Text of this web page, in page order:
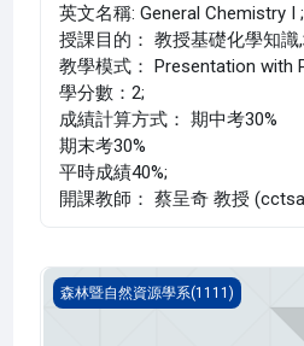
英文名稱: General Chemistry I ;
授課目的： 教授基礎化學知識
教學模式： Presentation with
學分數：2;
成績計算方式： 期中考30%
期末考30%
平時成績40%;
開課教師： 蔡呈奇 教授
野生動物經營管理
森林暨自然資源學系(1111)